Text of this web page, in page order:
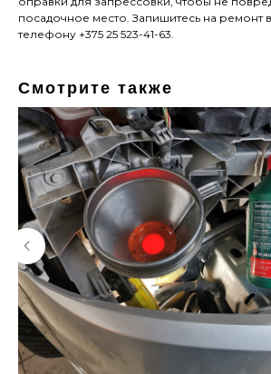
посадочное место. Запишитесь на ремонт
телефону +375 25 523-41-63.
Смотрите также